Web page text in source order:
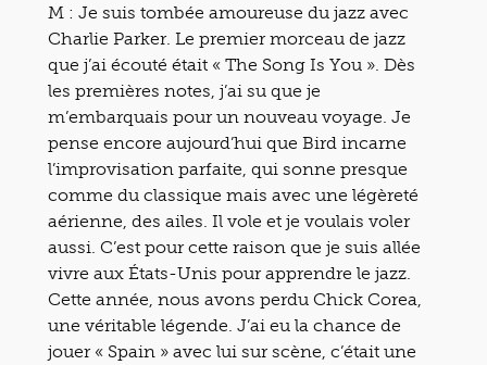
M : Je suis tombée amoureuse du jazz avec
Charlie Parker. Le premier morceau de jazz
que j’ai écouté était « The Song Is You ». Dès
les premières notes, j’ai su que je
m’embarquais pour un nouveau voyage. Je
pense encore aujourd’hui que Bird incarne
l’improvisation parfaite, qui sonne presque
comme du classique mais avec une légèreté
aérienne, des ailes. Il vole et je voulais voler
aussi. C’est pour cette raison que je suis allée
vivre aux États-Unis pour apprendre le jazz.
Cette année, nous avons perdu Chick Corea,
une véritable légende. J’ai eu la chance de
jouer « Spain » avec lui sur scène, c’était une